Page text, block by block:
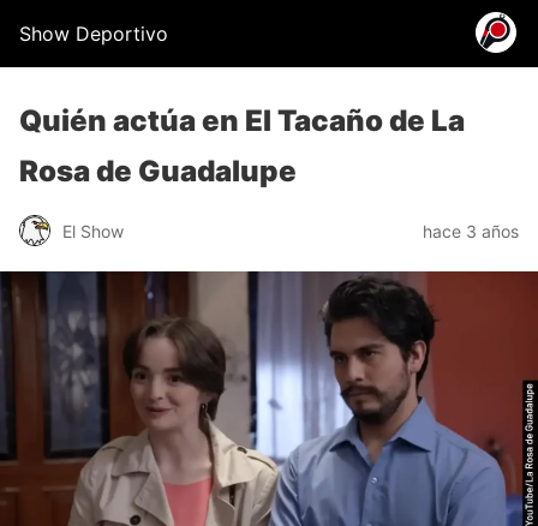
Show Deportivo
Quién actúa en El Tacaño de La
Rosa de Guadalupe
El Show hace 3 años